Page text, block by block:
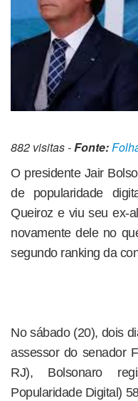
882 visitas -Fonte:
O presidente Jair
de popularidade
Queiroz e viu seu ex-
novamente dele no
segundo ranking da
No sábado (20), dois
assessor do senador
RJ), Bolsonaro
Popularidade Digital)